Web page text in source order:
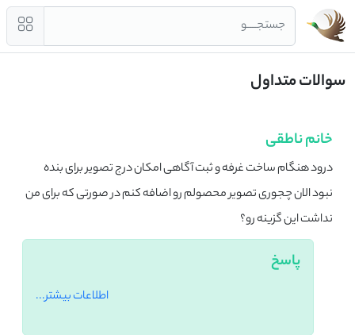
جستجــــو
سوالات متداول
خانم ناطقی
درود هنگام ساخت غرفه و ثبت آگاهی امکان درج تصویر برای بنده
نبود الان چجوری تصویر محصولم رو اضافه کنم در صورتی که برای من
نداشت این گزینه رو؟
پاسخ
اطلاعات بیشتر...